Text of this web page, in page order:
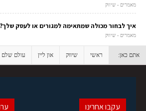
מאמרים - שיווק
איך לבחור מכולה שמתאימה למגורים או לעסק שלך?
מאמרים - שיווק
אתם כאן: ראשי שיווק און ליין עולם שלם
עקבו אחרינו